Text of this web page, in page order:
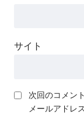
サイト
次回のコメン
メールアドレ